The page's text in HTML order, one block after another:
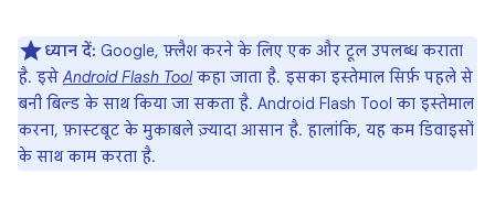
ध्यान दें: Google, फ़्लैश करने के लिए एक और टूल उपलब्ध कराता
है. इसेAndroid Flash Toolकहा जाता है. इसका इस्तेमाल सिर्फ़ पहले से
बनी बिल्ड के साथ किया जा सकता है. Android Flash Tool का इस्तेमाल
करना, फ़ास्टबूट के मुकाबले ज़्यादा आसान है. हालांकि, यह कम डिवाइसों
के साथ काम करता है.